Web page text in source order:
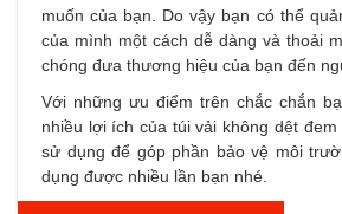
muốn của bạn. Do vậy bạn có thể
của mình một cách dễ dàng và thoải
chóng đưa thương hiệu của bạn đến
Với những ưu điểm trên chắc chắn
nhiều lợi ích của túi vải không dệt
sử dụng để góp phần bảo vệ môi
dụng được nhiều lần bạn nhé.